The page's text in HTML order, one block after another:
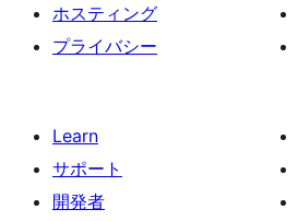
ホスティング
プライバシー
Learn
サポート
開発者